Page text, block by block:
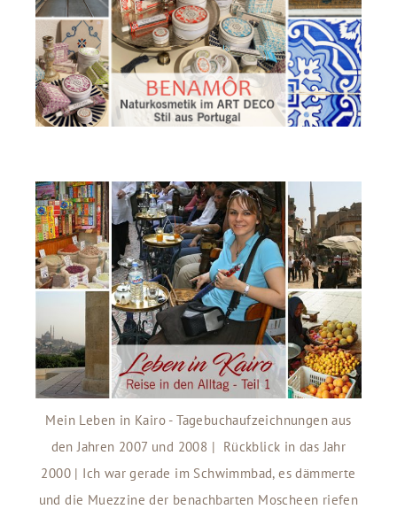
Mein Leben in Kairo - Tagebuchaufzeichnungen aus
den Jahren 2007 und 2008 | Rückblick in das Jahr
2000 | Ich war gerade im Schwimmbad, es dämmerte
und die Muezzine der benachbarten Moscheen riefen